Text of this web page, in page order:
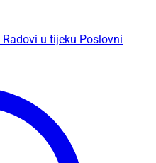
Radovi u tijeku Poslovni